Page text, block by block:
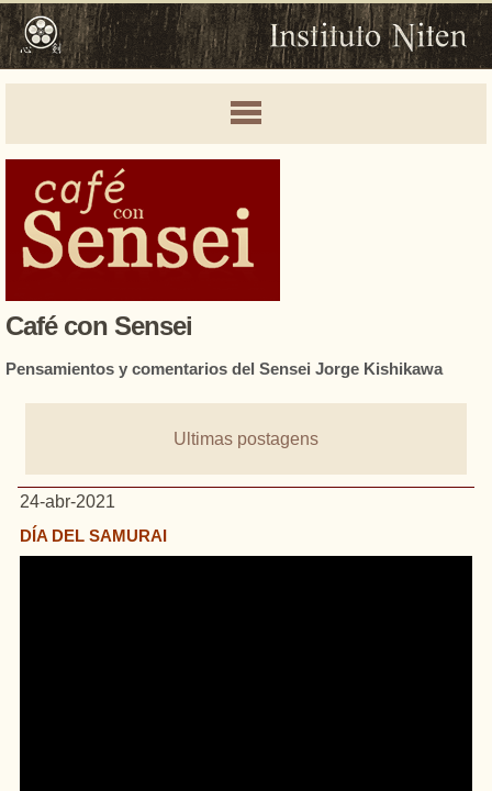
Café con Sensei
Pensamientos y comentarios del Sensei Jorge Kishikawa
Ultimas postagens
24-abr-2021
DÍA DEL SAMURAI